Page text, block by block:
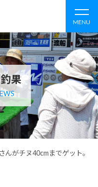
MENU
果
んがチヌ40cmまでゲット。